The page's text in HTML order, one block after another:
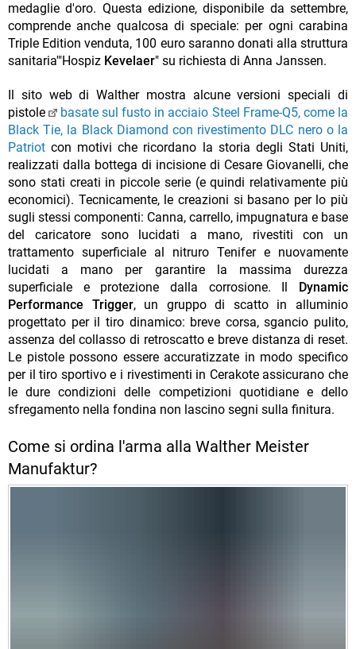
medaglie d'oro. Questa edizione, disponibile da settembre,
comprende anche qualcosa di speciale: per ogni carabina
Triple Edition venduta, 100 euro saranno donati alla struttura
sanitaria'"Hospiz Kevelaer" su richiesta di Anna Janssen.
Il sito web di Walther mostra alcune versioni speciali di
pistole
basate sul fusto in acciaio Steel Frame-Q5, come la
Black Tie, la Black Diamond con rivestimento DLC nero o la
Patriot con motivi che ricordano la storia degli Stati Uniti,
realizzati dalla bottega di incisione di Cesare Giovanelli, che
sono stati creati in piccole serie (e quindi relativamente più
economici). Tecnicamente, le creazioni si basano per lo più
sugli stessi componenti: Canna, carrello, impugnatura e base
del caricatore sono lucidati a mano, rivestiti con un
trattamento superficiale al nitruro Tenifer e nuovamente
lucidati a mano per garantire la massima durezza
superficiale e protezione dalla corrosione. Il
Dynamic
Performance Trigger, un gruppo di scatto in alluminio
progettato per il tiro dinamico: breve corsa, sgancio pulito,
assenza del collasso di retroscatto e breve distanza di reset.
Le pistole possono essere accuratizzate in modo specifico
per il tiro sportivo e i rivestimenti in Cerakote assicurano che
le dure condizioni delle competizioni quotidiane e dello
sfregamento nella fondina non lascino segni sulla finitura.
Come si ordina l'arma alla Walther Meister
Manufaktur?